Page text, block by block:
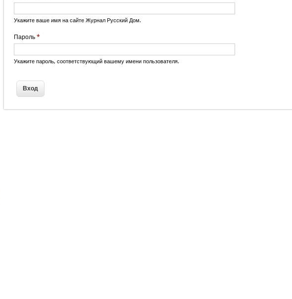
Укажите ваше имя на сайте Журнал Русский Дом.
Пароль*
Укажите пароль, соответствующий вашему имени пользователя.